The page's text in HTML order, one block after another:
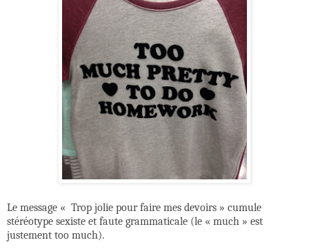
Le message « Trop jolie pour faire mes devoirs » cumule
stéréotype sexiste et faute grammaticale (le « much » est
justement too much).